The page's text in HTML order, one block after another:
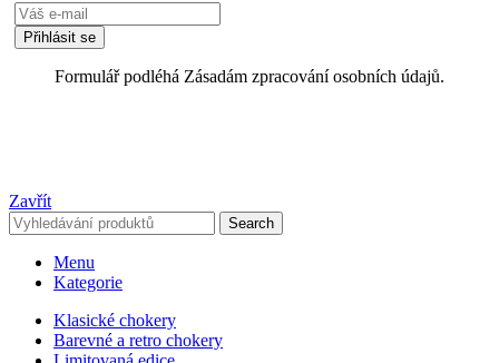
Formulář podléhá Zásadám zpracování osobních údajů.
Zavřít
Search
Menu
Kategorie
Klasické chokery
Barevné a retro chokery